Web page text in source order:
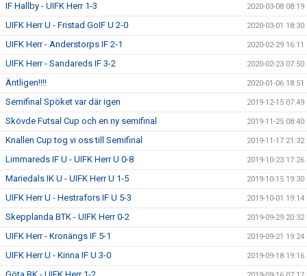
IF Hallby - UIFK Herr 1-3 2020-03-08 08:19
UIFK Herr U - Fristad GoIF U 2-0 2020-03-01 18:30
UIFK Herr - Anderstorps IF 2-1 2020-02-29 16:11
UIFK Herr - Sandareds IF 3-2 2020-02-23 07:50
Äntligen!!!! 2020-01-06 18:51
Semifinal Spöket var där igen 2019-12-15 07:49
Skövde Futsal Cup och en ny semifinal 2019-11-25 08:40
Knallen Cup tog vi oss till Semifinal 2019-11-17 21:32
Limmareds IF U - UIFK Herr U 0-8 2019-10-23 17:26
Mariedals IK U - UIFK Herr U 1-5 2019-10-15 19:30
UIFK Herr U - Hestrafors IF U 5-3 2019-10-01 19:14
Skepplanda BTK - UIFK Herr 0-2 2019-09-29 20:32
UIFK Herr - Kronängs IF 5-1 2019-09-21 19:24
UIFK Herr U - Kinna IF U 3-0 2019-09-18 19:16